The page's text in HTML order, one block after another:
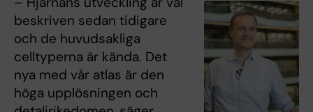
beskriven sedan tidigare
och de huvudsakliga
celltyperna är kända. Det
nya med vår atlas är den
höga upplösningen och